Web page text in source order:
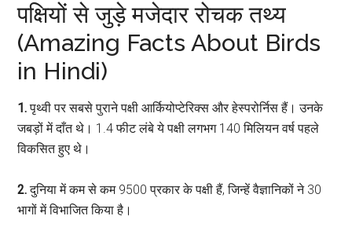
पक्षियों से जुड़े मजेदार रोचक तथ्य
(Amazing Facts About Birds
in Hindi)
1.पृथ्वी पर सबसे पुराने पक्षी आर्कियोप्टेरिक्स और हेस्परोर्निस हैं। उनके
जबड़ों में दाँत थे। 1.4 फीट लंबे ये पक्षी लगभग 140 मिलियन वर्ष पहले
विकसित हुए थे।
2.दुनिया में कम से कम 9500 प्रकार के पक्षी हैं, जिन्हें वैज्ञानिकों ने 30
भागों में विभाजित किया है।